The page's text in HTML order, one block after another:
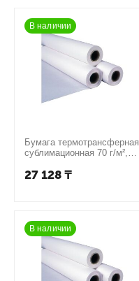
В наличии
Бумага термотрансферная
сублимационная 70 г/м²,
27 128 ₸
В наличии